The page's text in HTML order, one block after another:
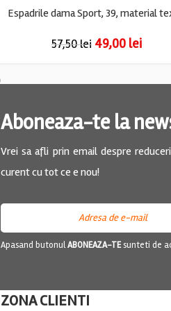
57,50lei 49,00 lei
Aboneaza-te la
Vrei sa afli prin email despre
curent cu tot ce e nou!
Apasand butonulABONEAZA-TEsunteti de
ZONA CLIENTI